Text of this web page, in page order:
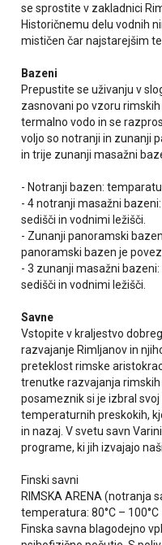
se sprostite v zakladnici
Historičnemu delu vodnih
mističen čar najstarejšim
Bazeni
Prepustite se uživanju v
zasnovani po vzoru
termalno vodo in se
voljo so notranji in zunanji
in trije zunanji masažni
- Notranji bazen:
- 4 notranji masažni
sedišči in vodnimi ležišči.
- Zunanji panoramski
panoramski bazen je
- 3 zunanji masažni
sedišči in vodnimi ležišči.
Savne
Vstopite v kraljestvo
razvajanje Rimljanov in
preteklost rimske
trenutke razvajanja rimskih
posameznik si je izbral
temperaturnih preskokih,
in nazaj. V svetu savn
programe, ki jih izvajajo
Finski savni
RIMSKA ARENA (notranja
temperatura: 80°C – 100°C
Finska savna blagodejno